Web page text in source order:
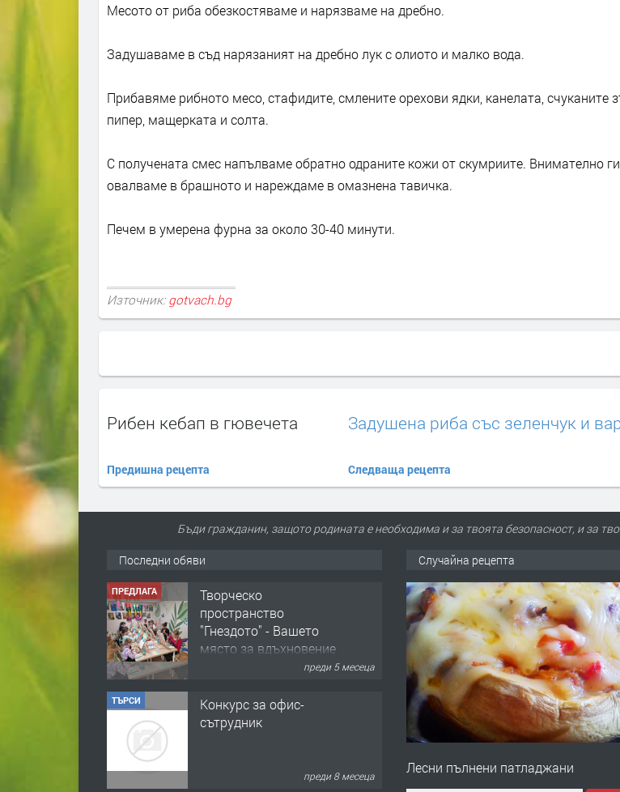
Месото от риба обезкостяваме и нарязваме на дребно.
Задушаваме в съд нарязаният на дребно лук с олиото и малко вода.
Прибавяме рибното месо, стафидите, смлените орехови ядки, канелата, счуканите
пипер, мащерката и солта.
С получената смес напълваме обратно одраните кожи от скумриите. Внимателно
овалваме в брашното и нареждаме в омазнена тавичка.
Печем в умерена фурна за около 30-40 минути.
Източник: gotvach.bg
Рибен кебап в гювечета
Предишна рецепта
Задушена риба със зеленчук и
Следваща рецепта
Бъди гражданин, защото родината е необходима и за твоята безопасност, и за
Последни обяви
ТЪРСИ
Конкурс за офис-
сътрудник
преди 8 месеца
ПРЕДЛАГА Домашна помощница
преди 1 година
Случайна рецепта
Лесни пълнени патладжани